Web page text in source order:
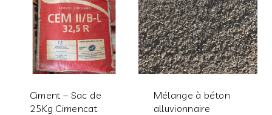
Ciment – Sac de
25Kg Cimencat
Mélange à béton
alluvionnaire